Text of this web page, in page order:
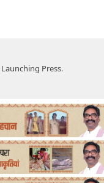
Launching Press.